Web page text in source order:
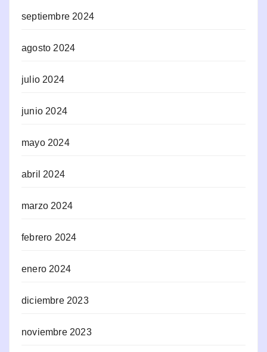
septiembre 2024
agosto 2024
julio 2024
junio 2024
mayo 2024
abril 2024
marzo 2024
febrero 2024
enero 2024
diciembre 2023
noviembre 2023